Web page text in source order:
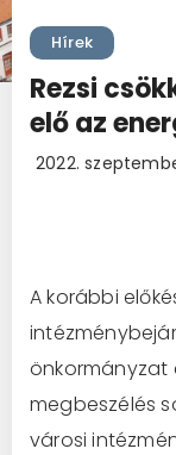
Hírek
Rezsi
elő az
2022.
A korábbi
önkormányzat
megbeszélés
városi